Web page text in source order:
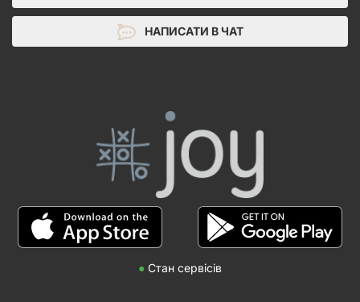
НАПИСАТИ В ЧАТ
● Стан сервісів